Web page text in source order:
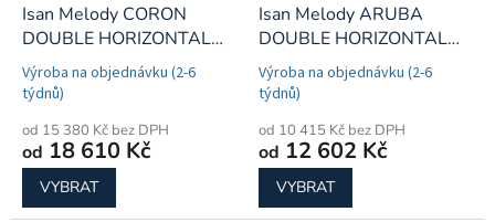
Isan Melody CORON
DOUBLE HORIZONTAL
koupelnový radiátor
Výroba na objednávku (2-6
týdnů)
od 15 380 Kč bez DPH
od 18 610 Kč
VYBRAT
Isan Melody ARUBA
DOUBLE HORIZONTAL
koupelnový radiátor
Výroba na objednávku (2-6
týdnů)
od 10 415 Kč bez DPH
od 12 602 Kč
VYBRAT